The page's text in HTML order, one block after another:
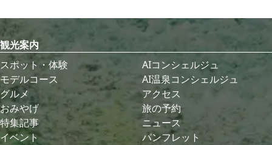
観光案内
スポット・体験
モデルコース
グルメ
おみやげ
特集記事
イベント
AIコンシェルジュ
AI温泉コンシェルジュ
アクセス
旅の予約
ニュース
パンフレット